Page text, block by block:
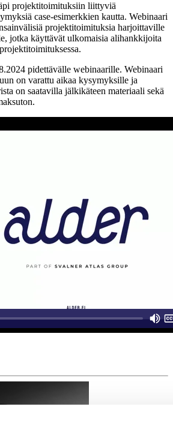
projektitoimituksiin liittyviä
case-esimerkkien kautta. Webinaari
projektitoimituksia harjoittaville
jotka käyttävät ulkomaisia alihankkijoita
pidettävälle webinaarille. Webinaari
on varattu aikaa kysymyksille ja
on saatavilla jälkikäteen materiaali sekä